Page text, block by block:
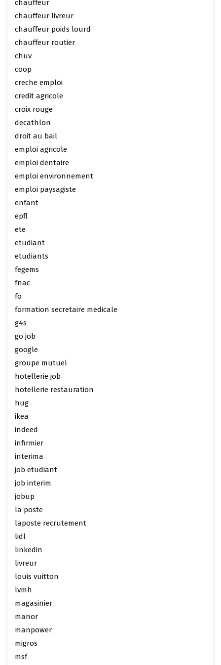
chauffeur
chauffeur livreur
chauffeur poids lourd
chauffeur routier
chuv
coop
creche emploi
credit agricole
croix rouge
decathlon
droit au bail
emploi agricole
emploi dentaire
emploi environnement
emploi paysagiste
enfant
epfl
ete
etudiant
etudiants
fegems
fnac
fo
formation secretaire medicale
g4s
go job
google
groupe mutuel
hotellerie job
hotellerie restauration
hug
ikea
indeed
infirmier
interima
job etudiant
job interim
jobup
la poste
laposte recrutement
lidl
linkedin
livreur
louis vuitton
lvmh
magasinier
manor
manpower
migros
msf